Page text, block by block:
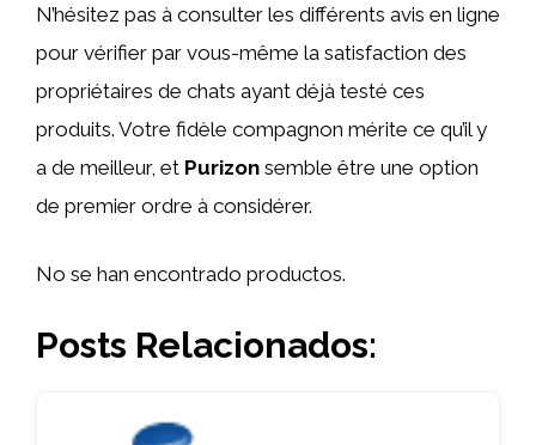
N’hésitez pas à consulter les différents avis en ligne
pour vérifier par vous-même la satisfaction des
propriétaires de chats ayant déjà testé ces
produits. Votre fidèle compagnon mérite ce qu’il y
a de meilleur, et Purizon semble être une option
de premier ordre à considérer.
No se han encontrado productos.
Posts Relacionados: